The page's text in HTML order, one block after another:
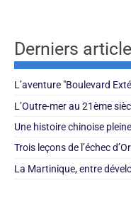
Derniers
L’aventure "Boulevard
L’Outre-mer au 21ème
Une histoire chinoise
Trois leçons de l’échec
La Martinique, entre